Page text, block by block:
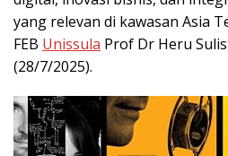
yang relevan di kawasan Asia
FEB Unissula Prof Dr Heru
(28/7/2025).